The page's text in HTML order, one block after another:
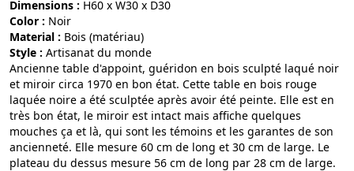
Dimensions : H60 x W30 x D30
Color :
noir
Material :
bois (matériau)
Style :
artisanat du monde
Ancienne table d'appoint, guéridon en bois sculpté laqué noir
et miroir circa 1970 en bon état. Cette table en bois rouge
laquée noire a été sculptée après avoir été peinte. Elle est en
très bon état, le miroir est intact mais affiche quelques
mouches ça et là, qui sont les témoins et les garantes de son
ancienneté. Elle mesure 60 cm de long et 30 cm de large. Le
plateau du dessus mesure 56 cm de long par 28 cm de large.